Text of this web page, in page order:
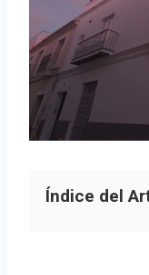
Índice del